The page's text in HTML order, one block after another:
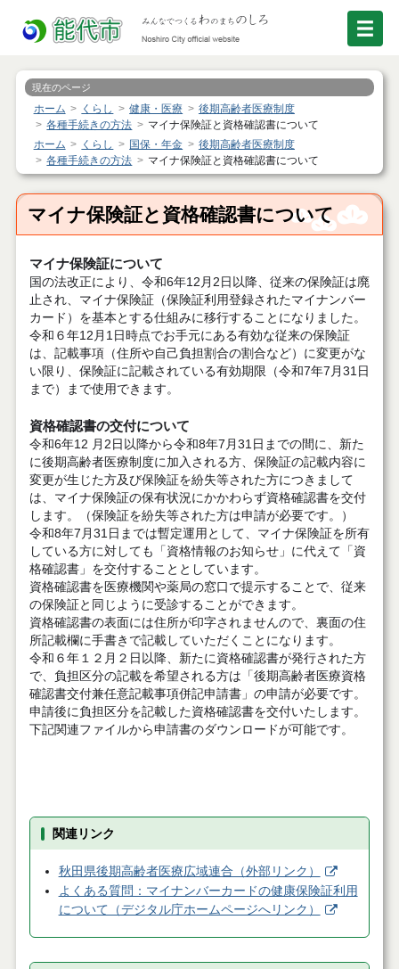
現在のページ
ホーム くらし 健康・医療
後期高齢者医療制度
各種手続きの方法
マイナ保険証と資格確認書について
ホーム
くらし 国保・年金
後期高齢者医療制度
各種手続きの方法
マイナ保険証と資格確認書について
マイナ保険証と資格確認書について
マイナ保険証について
国の法改正により、令和6年12月2日以降、従来の保険証は廃
止され、マイナ保険証（保険証利用登録されたマイナンバー
カード）を基本とする仕組みに移行することになりました。
令和６年12月1日時点でお手元にある有効な従来の保険証
は、記載事項（住所や自己負担割合の割合など）に変更がな
い限り、保険証に記載されている有効期限（令和7年7月31日
まで）まで使用できます。
資格確認書の交付について
令和6年12 月2日以降から令和8年7月31日までの間に、新た
に後期高齢者医療制度に加入される方、保険証の記載内容に
変更が生じた方及び保険証を紛失等された方につきまして
は、マイナ保険証の保有状況にかかわらず資格確認書を交付
します。（保険証を紛失等された方は申請が必要です。）
令和8年7月31日までは暫定運用として、マイナ保険証を所有
している方に対しても「資格情報のお知らせ」に代えて「資
格確認書」を交付することとしています。
資格確認書を医療機関や薬局の窓口で提示することで、従来
の保険証と同じように受診することができます。
資格確認書の表面には住所が印字されませんので、裏面の住
所記載欄に手書きで記載していただくことになります。
令和６年１２月２日以降、新たに資格確認書が発行された方
で、負担区分の記載を希望される方は「後期高齢者医療資格
確認書交付兼任意記載事項併記申請書」の申請が必要です。
申請後に負担区分を記載した資格確認書を交付いたします。
下記関連ファイルから申請書のダウンロードが可能です。
関連リンク
秋田県後期高齢者医療広域連合（外部リンク）
よくある質問：マイナンバーカードの健康保険証利用
について（デジタル庁ホームページへリンク）